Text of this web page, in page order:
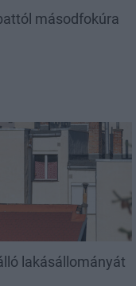
másodfokúra
lakásállományát